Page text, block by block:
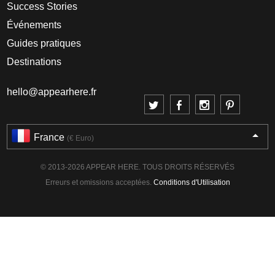
Success Stories
Événements
Guides pratiques
Destinations
hello@appearhere.fr
France (€ Euro)
© 2013-2026 APPEAR HERE. TOUS DROITS RÉSERVÉS
Erreurs et omissions acceptées. Conditions d'Utilisation